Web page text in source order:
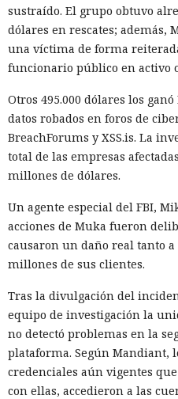
sustraído. El grupo obtuvo
dólares en rescates; además,
una víctima de forma
funcionario público en activo
Otros 495.000 dólares los
datos robados en foros de
BreachForums y XSS.is. La
total de las empresas
millones de dólares.
Un agente especial del FBI,
acciones de Muka fueron
causaron un daño real tanto a
millones de sus clientes.
Tras la divulgación del
equipo de investigación la
no detectó problemas en la
plataforma. Según Mandiant,
credenciales aún vigentes
con ellas, accedieron a las
¿Una
atrevido. Las
borraron a las
los cuentos
dejaron con
Búhos sabios, lobos valientes
bienvenidos al futuro de la